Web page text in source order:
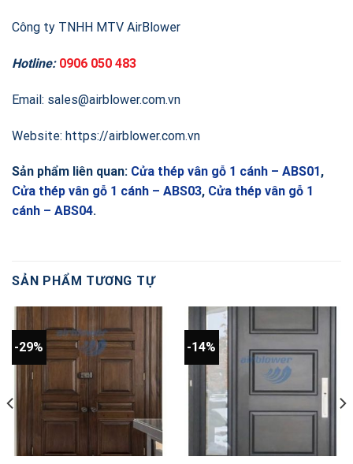
Công ty TNHH MTV AirBlower
Hotline: 0906 050 483
Email: sales@airblower.com.vn
Website: https://airblower.com.vn
Sản phẩm liên quan: Cửa thép vân gỗ 1 cánh – ABS01 ,
Cửa thép vân gỗ 1 cánh – ABS03, Cửa thép vân gỗ 1
cánh – ABS04.
SẢN PHẨM TƯƠNG TỰ
-29% -14%